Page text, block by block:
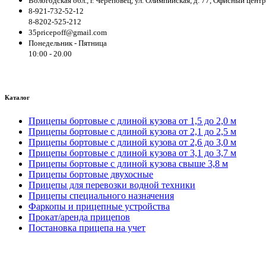
8-921-732-52-12
8-8202-525-212
35pricepoff@gmail.com
Понедельник - Пятница
10:00 - 20.00
Каталог
Прицепы бортовые с длиной кузова от 1,5 до 2,0 м
Прицепы бортовые с длиной кузова от 2,1 до 2,5 м
Прицепы бортовые с длиной кузова от 2,6 до 3,0 м
Прицепы бортовые с длиной кузова от 3,1 до 3,7 м
Прицепы бортовые с длиной кузова свыше 3,8 м
Прицепы бортовые двухосные
Прицепы для перевозки водной техники
Прицепы специального назначения
Фаркопы и прицепные устройства
Прокат/аренда прицепов
Постановка прицепа на учет